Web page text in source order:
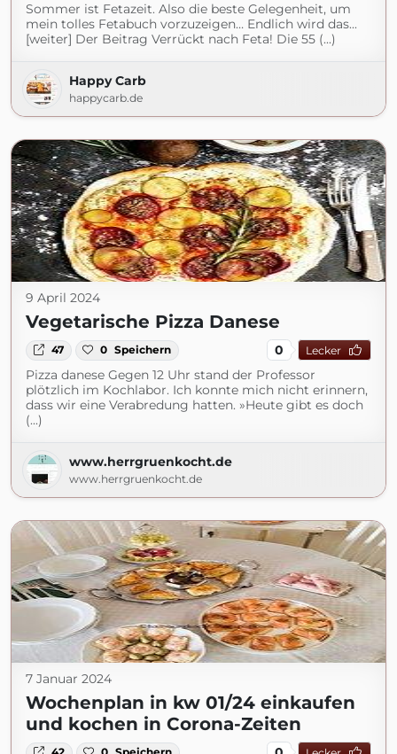
Sommer ist Fetazeit. Also die beste Gelegenheit, um
mein tolles Fetabuch vorzuzeigen… Endlich wird das...
[weiter] Der Beitrag Verrückt nach Feta! Die 55 (...)
Happy Carb
happycarb.de
9 April 2024
Vegetarische Pizza Danese
47 0 Speichern 0 Lecker
Pizza danese Gegen 12 Uhr stand der Professor
plötzlich im Kochlabor. Ich konnte mich nicht erinnern,
dass wir eine Verabredung hatten. »Heute gibt es doch
(...)
www.herrgruenkocht.de
www.herrgruenkocht.de
7 Januar 2024
Wochenplan in kw 01/24 einkaufen
und kochen in Corona-Zeiten